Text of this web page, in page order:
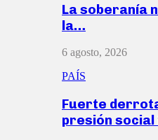
La soberanía
la…
6 agosto, 2026
PAÍS
Fuerte
presión